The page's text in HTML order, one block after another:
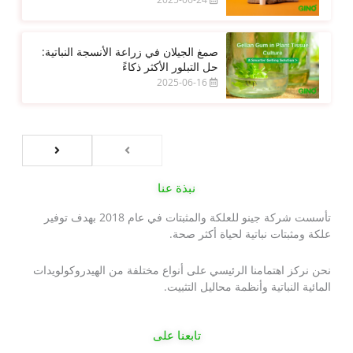
صمغ الجيلان في زراعة الأنسجة النباتية:
حل التبلور الأكثر ذكاءً
2025-06-16
نبذة عنا
تأسست شركة جينو للعلكة والمثبتات في عام 2018 بهدف توفير
علكة ومثبتات نباتية لحياة أكثر صحة.
نحن نركز اهتمامنا الرئيسي على أنواع مختلفة من الهيدروكولويدات
المائية النباتية وأنظمة محاليل التثبيت.
تابعنا على